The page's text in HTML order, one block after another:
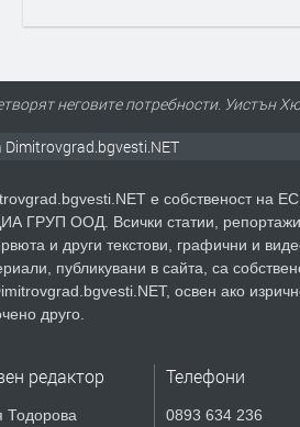
неговите потребности. Уистън
Dimitrovgrad.bgvesti.NET
е собственост на
ГРУП ООД. Всички статии, репортажи,
и други текстови, графични и
публикувани в сайта, са
освен ако
друго.
редактор
Тодорова
Телефони
0893 634 236